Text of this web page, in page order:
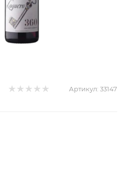
Артикул: 33147